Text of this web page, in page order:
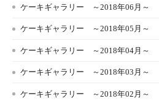
ケーキギャラリー ～2018年06月～
ケーキギャラリー ～2018年05月～
ケーキギャラリー ～2018年04月～
ケーキギャラリー ～2018年03月～
ケーキギャラリー ～2018年02月～